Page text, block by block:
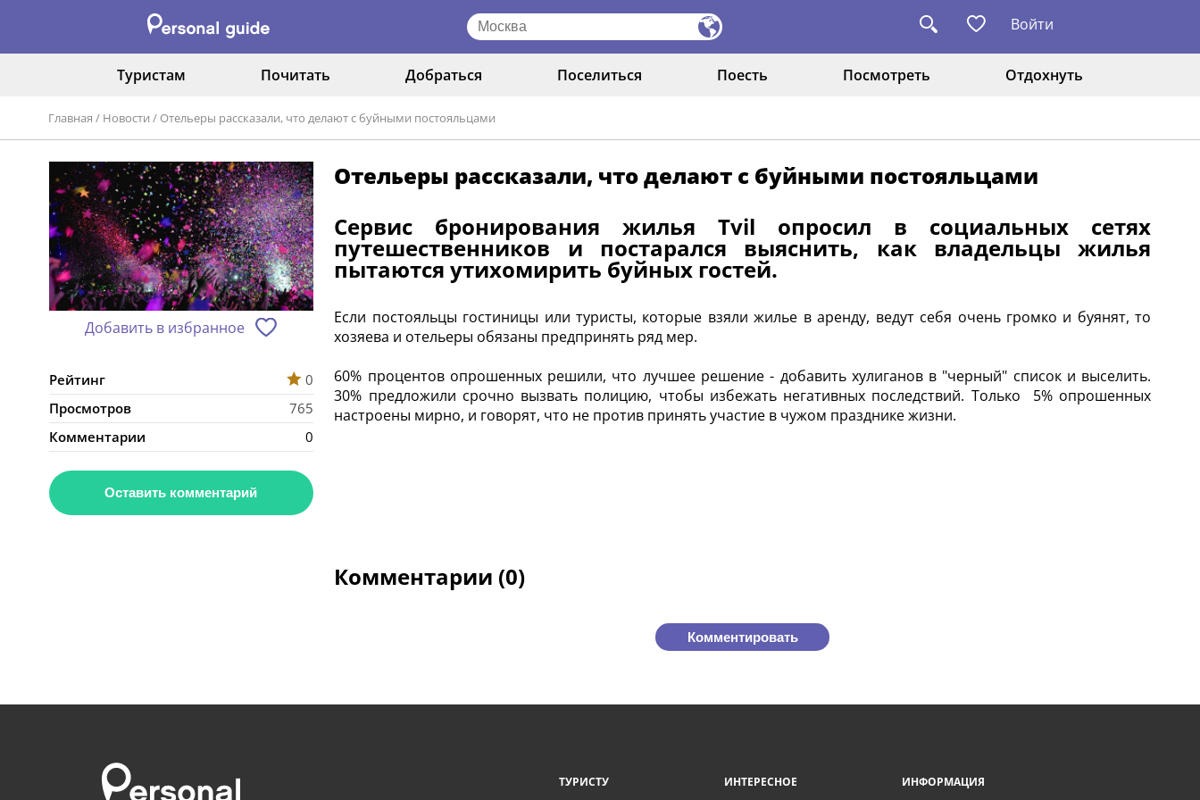
Войти
Туристам Почитать Добраться Поселиться Поесть Посмотреть Отдохнуть
Главная / Новости / Отельеры рассказали, что делают с буйными постояльцами
Добавить в избранное
Рейтинг
0
Просмотров
765
Комментарии
0
Оставить комментарий
Отельеры рассказали, что делают с буйными постояльцами
Сервис бронирования жилья Tvil опросил в социальных сетях
путешественников и постарался выяснить, как владельцы жилья
пытаются утихомирить буйных гостей.
Если постояльцы гостиницы или туристы, которые взяли жилье в аренду, ведут себя очень громко и буянят, то
хозяева и отельеры обязаны предпринять ряд мер.
60% процентов опрошенных решили, что лучшее решение - добавить хулиганов в "черный" список и выселить.
30% предложили срочно вызвать полицию, чтобы избежать негативных последствий. Только 5% опрошенных
настроены мирно, и говорят, что не против принять участие в чужом празднике жизни.
Комментарии (0)
Комментировать
ТУРИСТУ ИНТЕРЕСНОЕ ИНФОРМАЦИЯ